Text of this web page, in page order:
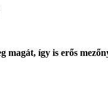
magát, így is erős